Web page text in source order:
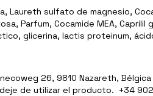
sulfato de magnesio,
Parfum, Cocamide MEA,
glicerina, lactis proteinum,
26, 9810 Nazareth,
de utilizar el producto. +34